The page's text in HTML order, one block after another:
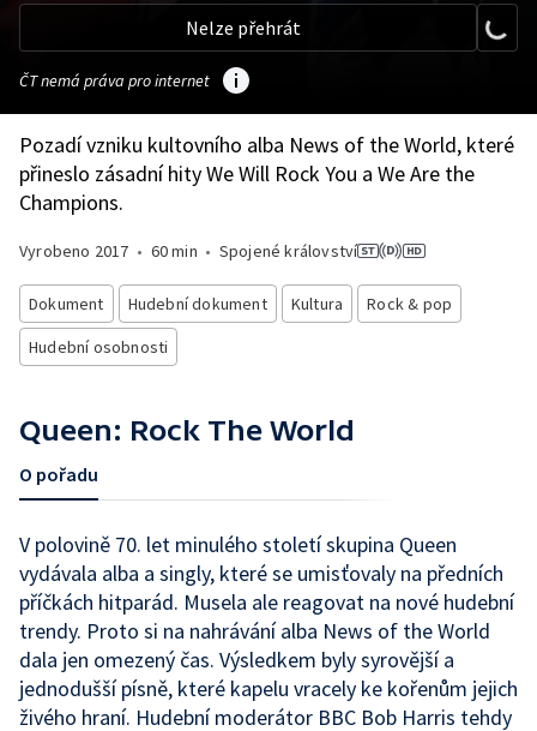
Nelze přehrát
ČT nemá práva pro internet
Pozadí vzniku kultovního alba News of the World, které
přineslo zásadní hity We Will Rock You a We Are the
Champions.
Vyrobeno 2017 • 60 min • Spojené království
Dokument Hudební dokument Kultura
Rock & pop
Hudební osobnosti
Queen: Rock The World
O pořadu
V polovině 70. let minulého století skupina Queen
vydávala alba a singly, které se umisťovaly na předních
příčkách hitparád. Musela ale reagovat na nové hudební
trendy. Proto si na nahrávání alba News of the World
dala jen omezený čas. Výsledkem byly syrovější a
jednodušší písně, které kapelu vracely ke kořenům jejich
živého hraní. Hudební moderátor BBC Bob Harris tehdy